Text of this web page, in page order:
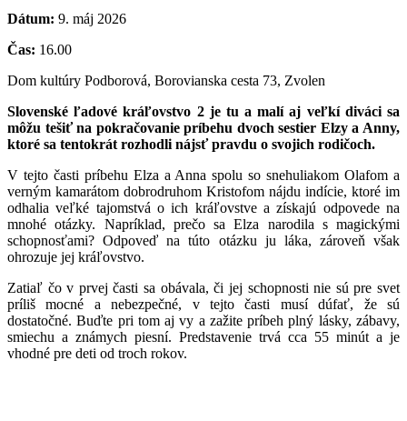
Dátum: 9. máj 2026
Čas: 16.00
Dom kultúry Podborová, Borovianska cesta 73, Zvolen
Slovenské ľadové kráľovstvo 2 je tu a malí aj veľkí diváci sa
môžu tešiť na pokračovanie príbehu dvoch sestier Elzy a Anny,
ktoré sa tentokrát rozhodli nájsť pravdu o svojich rodičoch.
V tejto časti príbehu Elza a Anna spolu so snehuliakom Olafom a
verným kamarátom dobrodruhom Kristofom nájdu indície, ktoré im
odhalia veľké tajomstvá o ich kráľovstve a získajú odpovede na
mnohé otázky. Napríklad, prečo sa Elza narodila s magickými
schopnosťami? Odpoveď na túto otázku ju láka, zároveň však
ohrozuje jej kráľovstvo.
Zatiaľ čo v prvej časti sa obávala, či jej schopnosti nie sú pre svet
príliš mocné a nebezpečné, v tejto časti musí dúfať, že sú
dostatočné. Buďte pri tom aj vy a zažite príbeh plný lásky, zábavy,
smiechu a známych piesní. Predstavenie trvá cca 55 minút a je
vhodné pre deti od troch rokov.